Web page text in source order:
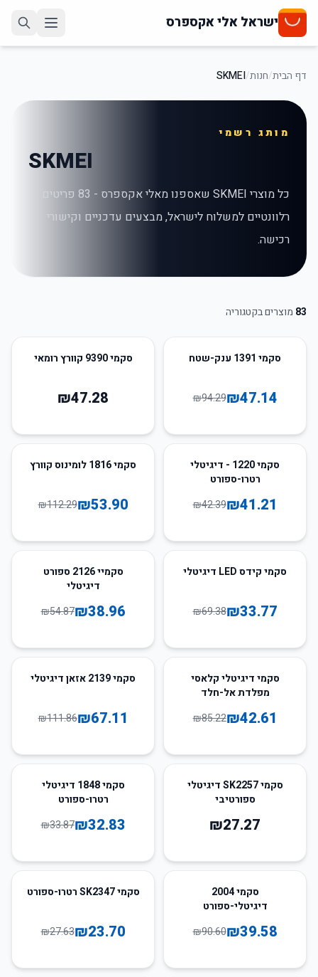
ישראל אלי אקספרס
דף הבית/חנות/
SKMEI
מותג רשמי
SKMEI
כל מוצרי SKMEI שאספנו מאלי אקספרס - 83 פריטים
רלוונטיים למשלוח לישראל, מבצעים עדכניים וקישורי
רכישה.
83 מוצרים בקטגוריה
50סקמי 1391 ענק-שטח
₪47.14
₪94.29
סקמי 9390 קוורץ רומאי
₪47.28
סקמי 1220 - דיגיטלי
רטרו-ספורט
₪41.21
₪42.39
52
סקמי 1816 לומינוס קוורץ
₪53.90
₪112.29
51
סקמי קידס LED דיגיטלי
₪33.77
₪69.38
סקמיי 2126 ספורט
דיגיטלי
₪38.96
₪54.87
50סקמי דיגיטלי קלאסי
מפלדת אל-חלד
₪42.61
₪85.22
40
סקמי 2139 אזאן דיגיטלי
₪67.11
₪111.86
סקמי SK2257 דיגיטלי
ספורטיבי
₪27.27
סקמי 1848 דיגיטלי
רטרו-ספורט
₪32.83
₪33.87
סקמי 2004
דיגיטלי-ספורט
₪39.58
₪90.60
14%סקמי SK2347 רטרו-ספורט
₪23.70
₪27.63